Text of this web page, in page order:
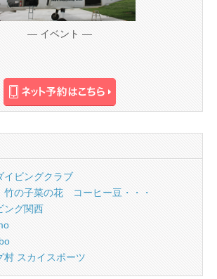
— イベント —
イビングクラブ
の子菜の花 コーヒー豆・・・
ング関西
村 スカイスポーツ